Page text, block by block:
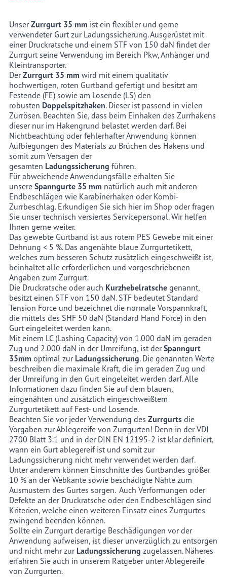
UnserZurrgurt 35 mm ist ein flexibler und gerne
verwendeter Gurt zur Ladungssicherung. Ausgerüstet mit
einer Druckratsche und einem STF von 150 daN findet der
Zurrgurt seine Verwendung im Bereich Pkw, Anhänger und
Kleintransporter.
DerZurrgurt 35 mm wird mit einem qualitativ
hochwertigen, roten Gurtband gefertigt und besitzt am
Festende (FE) sowie am Losende (LS) den
robusten Doppelspitzhaken. Dieser ist passend in vielen
Zurrösen. Beachten Sie, dass beim Einhaken des Zurrhakens
dieser nur im Hakengrund belastet werden darf. Bei
Nichtbeachtung oder fehlerhafter Anwendung können
Aufbiegungen des Materials zu Brüchen des Hakens und
somit zum Versagen der
gesamten Ladungssicherung führen.
Für abweichende Anwendungsfälle erhalten Sie
unsere Spanngurte 35 mm natürlich auch mit anderen
Endbeschlägen wie Karabinerhaken oder Kombi-
Zurrbeschlag. Erkundigen Sie sich hier im Shop oder fragen
Sie unser technisch versiertes Servicepersonal. Wir helfen
Ihnen gerne weiter.
Das gewebte Gurtband ist aus rotem PES Gewebe mit einer
Dehnung < 5 %. Das angenähte blaue Zurrgurtetikett,
welches zum besseren Schutz zusätzlich eingeschweißt ist,
beinhaltet alle erforderlichen und vorgeschriebenen
Angaben zum Zurrgurt.
Die Druckratsche oder auch Kurzhebelratschegenannt,
besitzt einen STF von 150 daN. STF bedeutet Standard
Tension Force und bezeichnet die normale Vorspannkraft,
die mittels des SHF 50 daN (Standard Hand Force) in den
Gurt eingeleitet werden kann.
Mit einem LC (Lashing Capacity) von 1.000 daN im geraden
Zug und 2.000 daN in der Umreifung, ist derSpanngurt
35mm optimal zur Ladungssicherung. Die genannten Werte
beschreiben die maximale Kraft, die im geraden Zug und
der Umreifung in den Gurt eingeleitet werden darf. Alle
Informationen dazu finden Sie auf dem blauen,
eingenähten und zusätzlich eingeschweißtem
Zurrgurtetikett auf Fest- und Losende.
Beachten Sie vor jeder Verwendung des Zurrgurts die
Vorgaben zur Ablegereife von Zurrgurten! Denn in der VDI
2700 Blatt 3.1 und in der DIN EN 12195-2 ist klar definiert,
wann ein Gurt ablegereif ist und somit zur
Ladungssicherung nicht mehr verwendet werden darf.
Unter anderem können Einschnitte des Gurtbandes größer
10 % an der Webkante sowie beschädigte Nähte zum
Ausmustern des Gurtes sorgen. Auch Verformungen oder
Defekte an der Druckratsche oder den Endbeschlägen sind
Kriterien, welche einen weiteren Einsatz eines Zurrgurtes
zwingend beenden können.
Sollte ein Zurrgurt derartige Beschädigungen vor der
Anwendung aufweisen, ist dieser unverzüglich zu entsorgen
und nicht mehr zur Ladungssicherung zugelassen. Näheres
erfahren Sie auch in unserem Ratgeber unterAblegereife
von Zurrgurten.